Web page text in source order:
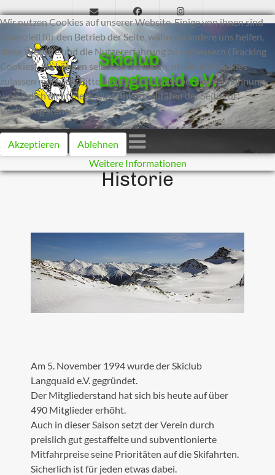
Skiclub
Langquaid e.V.
Historie
Am 5. November 1994 wurde der Skiclub
Langquaid e.V. gegründet.
Der Mitgliederstand hat sich bis heute auf über
490 Mitglieder erhöht.
Auch in dieser Saison setzt der Verein durch
preislich gut gestaffelte und subventionierte
Mitfahrpreise seine Prioritäten auf die Skifahrten.
Sicherlich ist für jeden etwas dabei.
Wir nutzen Cookies auf unserer Website. Einige von ihnen sind
essenziell für den Betrieb der Seite, während andere uns helfen,
diese Website und die Nutzererfahrung zu verbessern (Tracking
Cookies). Sie können selbst entscheiden, ob Sie die Cookies
zulassen möchten. Bitte beachten Sie, dass bei einer Ablehnung
womöglich nicht mehr alle Funktionalitäten der Seite zur
Verfügung stehen.
Akzeptieren
Ablehnen
Weitere Informationen